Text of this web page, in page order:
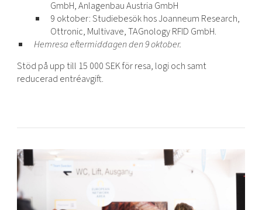
GmbH, Anlagenbau Austria GmbH
9 oktober: Studiebesök hos Joanneum Research,
Ottronic, Multivave, TAGnology RFID GmbH.
Hemresa eftermiddagen den 9 oktober.
Stöd på upp till 15 000 SEK för resa, logi och samt
reducerad entréavgift.